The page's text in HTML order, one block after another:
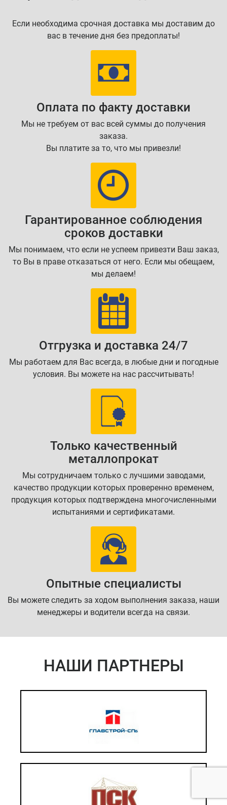
Если необходима срочная доставка мы доставим до
вас в течение дня без предоплаты!
Оплата по факту доставки
Мы не требуем от вас всей суммы до получения
заказа.
Вы платите за то, что мы привезли!
Гарантированное соблюдения
сроков доставки
Мы понимаем, что если не успеем привезти Ваш заказ,
то Вы в праве отказаться от него. Если мы обещаем,
мы делаем!
Отгрузка и доставка 24/7
Мы работаем для Вас всегда, в любые дни и погодные
условия. Вы можете на нас рассчитывать!
Только качественный
металлопрокат
Мы сотрудничаем только с лучшими заводами,
качество продукции которых проверенно временем,
продукция которых подтверждена многочисленными
испытаниями и сертификатами.
Опытные специалисты
Вы можете следить за ходом выполнения заказа, наши
менеджеры и водители всегда на связи.
НАШИ ПАРТНЕРЫ